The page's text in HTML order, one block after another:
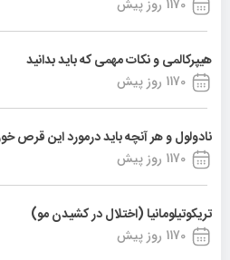
1170 روز پیش
هیپرکالمی و نکات مهمی که باید بدانید
1170 روز پیش
نادولول و هر آنچه باید درمورد این قرص
1170 روز پیش
تریکوتیلومانیا (اختلال در کشیدن مو)
1170 روز پیش